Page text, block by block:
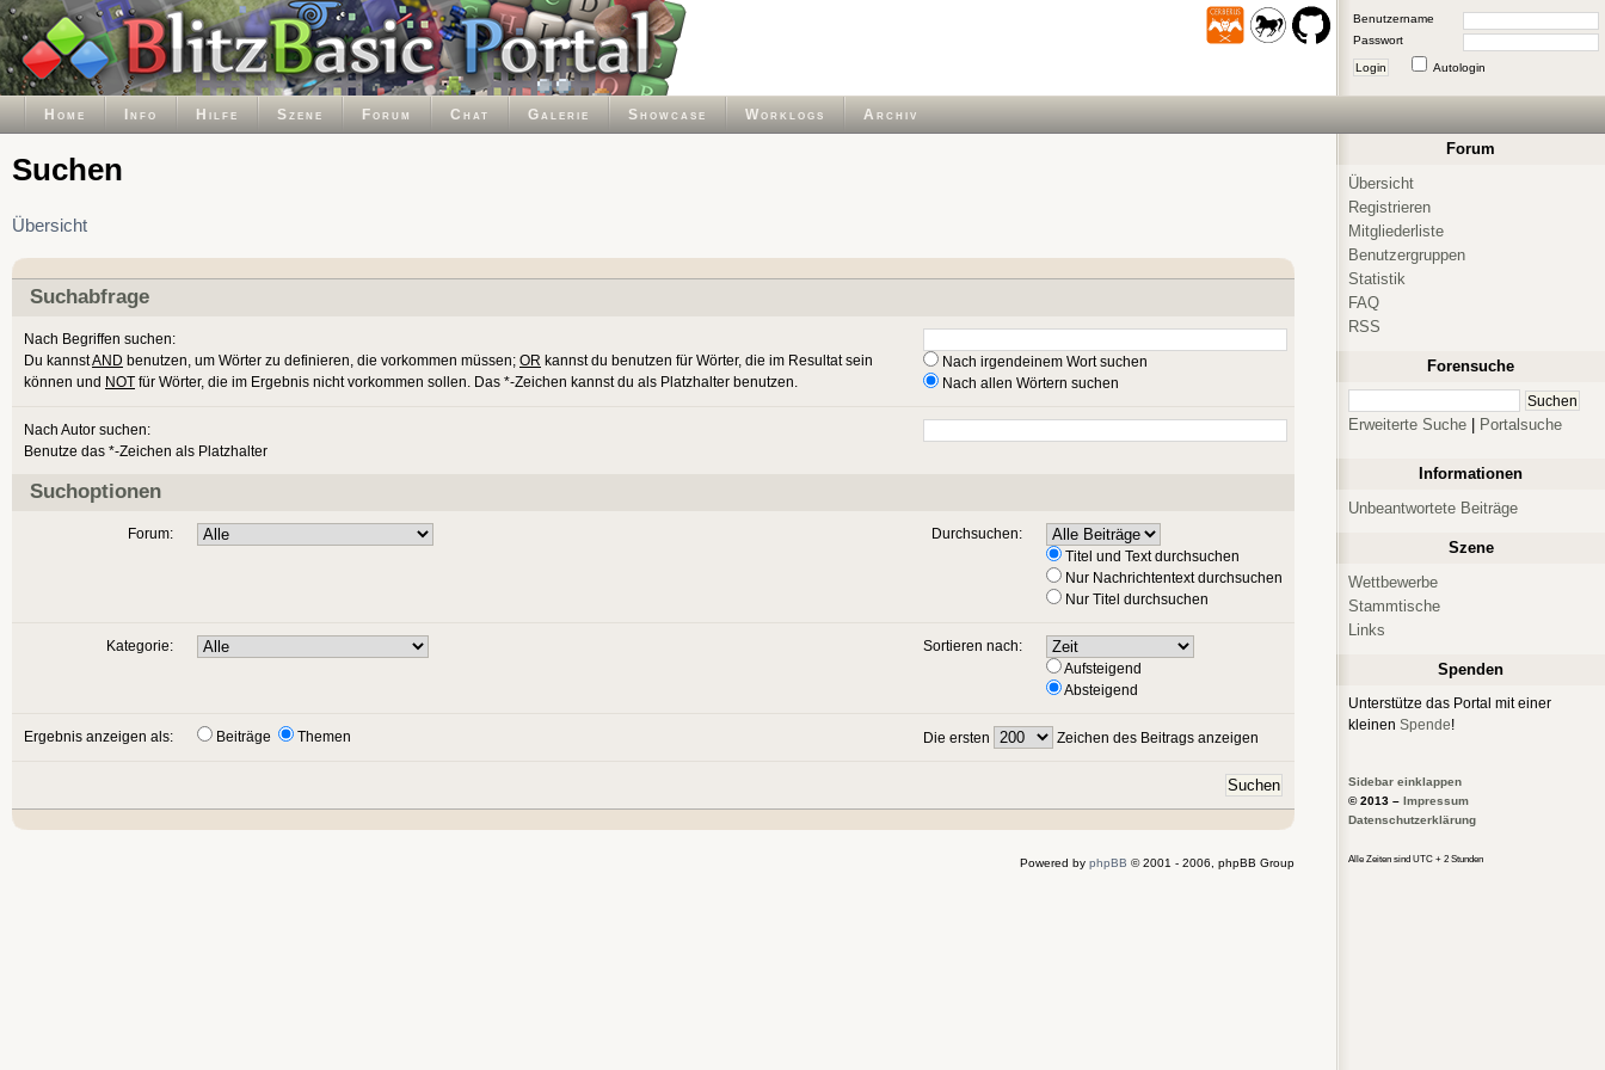
Benutzername
Passwort
Login Autologin
Home Info Hilfe Szene Forum Chat Galerie Showcase Worklogs Archiv
Suchen
Übersicht
Suchabfrage
Nach Begriffen suchen:
Du kannstAND benutzen, um Wörter zu definieren, die vorkommen müssen; OR kannst du benutzen für Wörter, die im Resultat sein
können und NOT für Wörter, die im Ergebnis nicht vorkommen sollen. Das *-Zeichen kannst du als Platzhalter benutzen.
Nach irgendeinem Wort suchen
Nach allen Wörtern suchen
Nach Autor suchen:
Benutze das *-Zeichen als Platzhalter
Suchoptionen
Forum:
Durchsuchen:
Titel und Text durchsuchen
Nur Nachrichtentext durchsuchen
Nur Titel durchsuchen
Kategorie:
Sortieren nach:
Aufsteigend
Absteigend
Ergebnis anzeigen als: Beiträge Themen Die ersten Zeichen des Beitrags anzeigen
Powered by phpBB © 2001 - 2006, phpBB Group
Forum
Übersicht
Registrieren
Mitgliederliste
Benutzergruppen
Statistik
FAQ
RSS
Forensuche
Erweiterte Suche Portalsuche
Informationen
Unbeantwortete Beiträge
Szene
Wettbewerbe
Stammtische
Links
Spenden
Unterstütze das Portal mit einer
kleinen Spende!
Sidebar einklappen
© 2013 – Impressum
Datenschutzerklärung
Alle Zeiten sind UTC + 2 Stunden